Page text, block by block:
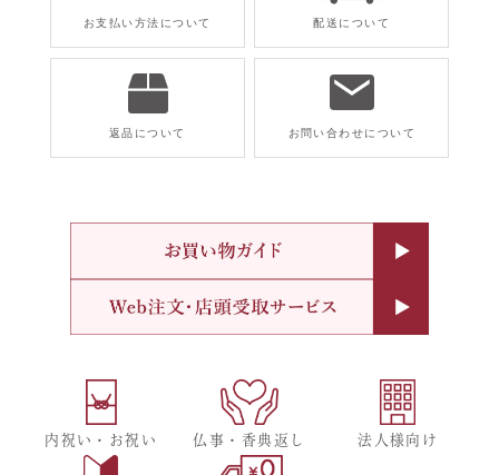
お支払い方法について 配送について
返品について お問い合わせについて
内祝い・お祝い 仏事・香典返し 法人様向け